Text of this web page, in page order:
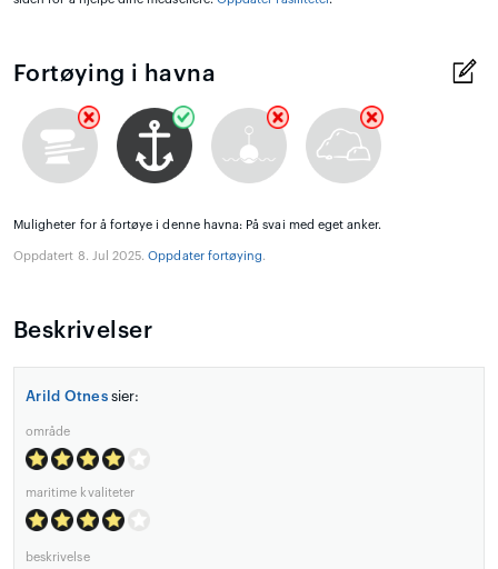
Fortøying i havna
Muligheter for å fortøye i denne havna: På svai med eget anker.
Oppdatert 8. Jul 2025.Oppdater fortøying.
Beskrivelser
Arild Otnessier:
område
maritime kvaliteter
beskrivelse